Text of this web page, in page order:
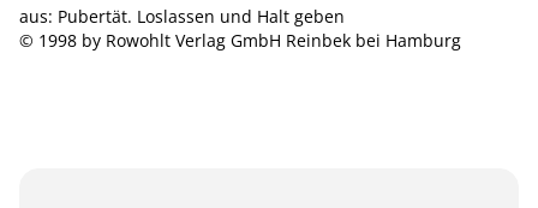
aus: Pubertät. Loslassen und Halt geben
© 1998 by Rowohlt Verlag GmbH Reinbek bei Hamburg